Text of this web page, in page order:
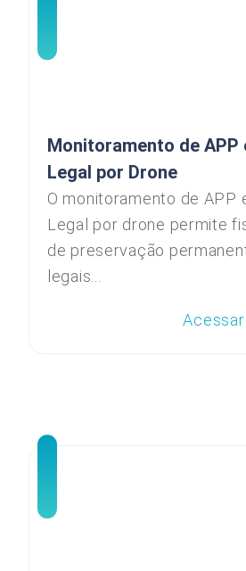
Monitoramento de APP
Legal por Drone
O monitoramento de APP
Legal por drone permite
de preservação
legais...